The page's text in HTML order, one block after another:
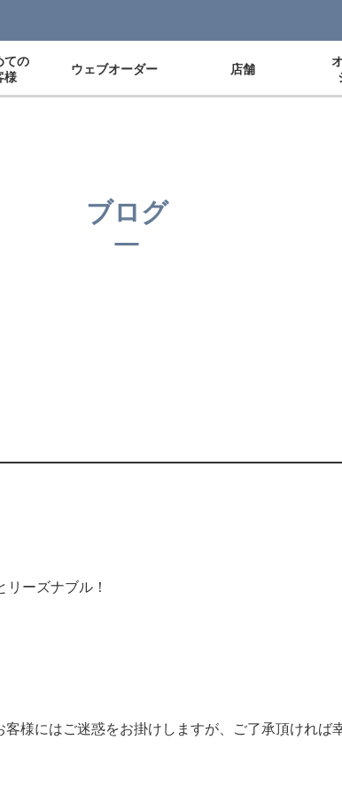
ての
様
ウェブオーダー 店舗
ブログ
ーズナブル！
様にはご迷惑をお掛けしますが、ご了承頂ければ